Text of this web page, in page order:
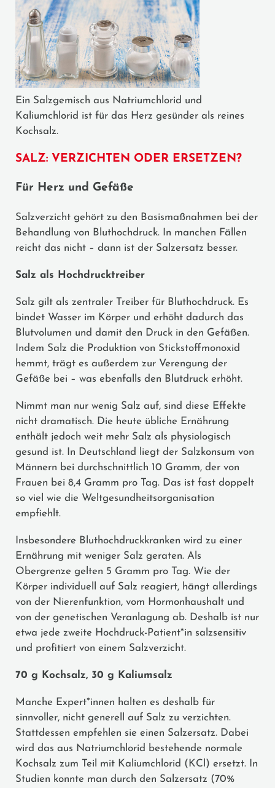
Ein Salzgemisch aus Natriumchlorid und
Kaliumchlorid ist für das Herz gesünder als reines
Kochsalz.
SALZ: VERZICHTEN ODER ERSETZEN?
Für Herz und Gefäße
Salzverzicht gehört zu den Basismaßnahmen bei der
Behandlung von Bluthochdruck. In manchen Fällen
reicht das nicht – dann ist der Salzersatz besser.
Salz als Hochdrucktreiber
Salz gilt als zentraler Treiber für Bluthochdruck. Es
bindet Wasser im Körper und erhöht dadurch das
Blutvolumen und damit den Druck in den Gefäßen.
Indem Salz die Produktion von Stickstoffmonoxid
hemmt, trägt es außerdem zur Verengung der
Gefäße bei – was ebenfalls den Blutdruck erhöht.
Nimmt man nur wenig Salz auf, sind diese Effekte
nicht dramatisch. Die heute übliche Ernährung
enthält jedoch weit mehr Salz als physiologisch
gesund ist. In Deutschland liegt der Salzkonsum von
Männern bei durchschnittlich 10 Gramm, der von
Frauen bei 8,4 Gramm pro Tag. Das ist fast doppelt
so viel wie die Weltgesundheitsorganisation
empfiehlt.
Insbesondere Bluthochdruckkranken wird zu einer
Ernährung mit weniger Salz geraten. Als
Obergrenze gelten 5 Gramm pro Tag. Wie der
Körper individuell auf Salz reagiert, hängt allerdings
von der Nierenfunktion, vom Hormonhaushalt und
von der genetischen Veranlagung ab. Deshalb ist nur
etwa jede zweite Hochdruck-Patient*in salzsensitiv
und profitiert von einem Salzverzicht.
70 g Kochsalz, 30 g Kaliumsalz
Manche Expert*innen halten es deshalb für
sinnvoller, nicht generell auf Salz zu verzichten.
Stattdessen empfehlen sie einen Salzersatz. Dabei
wird das aus Natriumchlorid bestehende normale
Kochsalz zum Teil mit Kaliumchlorid (KCl) ersetzt. In
Studien konnte man durch den Salzersatz (70%